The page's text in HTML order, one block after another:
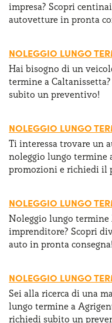
impresa? Scopri
autovetture in pronta
NOLEGGIO LUNGO
Hai bisogno di un
termine a
subito un preventivo!
NOLEGGIO LUNGO
Ti interessa trovare un
noleggio lungo
promozioni e richiedi il
NOLEGGIO LUNGO
Noleggio lungo
imprenditore? Scopri
auto in pronta consegna!
NOLEGGIO LUNGO
Sei alla ricerca di una
lungo termine a
richiedi subito un